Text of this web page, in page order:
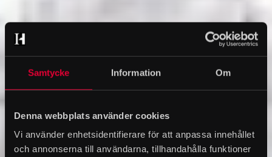
Samtycke Information Om
Denna webbplats använder cookies
Vi använder enhetsidentifierare för att anpassa innehållet
och annonserna till användarna, tillhandahålla funktioner